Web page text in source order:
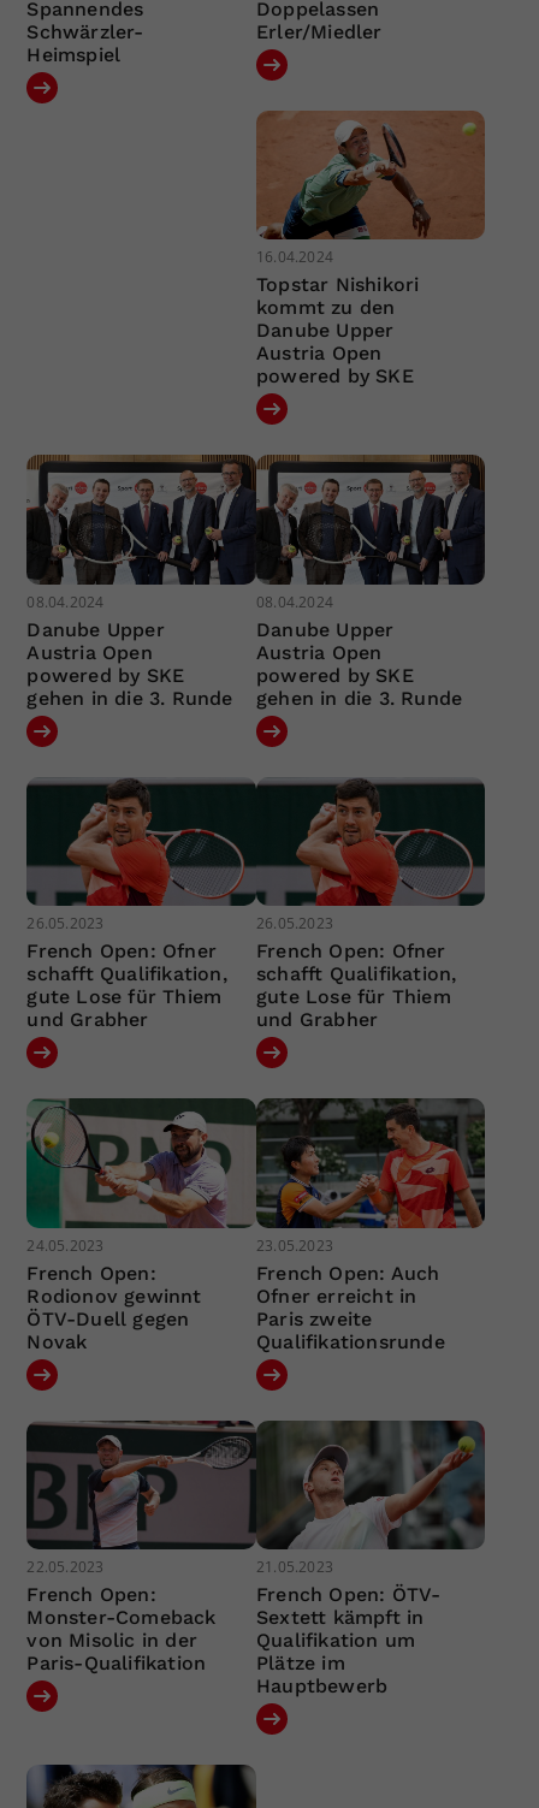
Spannendes
Schwärzler-
Heimspiel
Doppelassen
Erler/Miedler
16.04.2024
Topstar Nishikori
kommt zu den
Danube Upper
Austria Open
powered by SKE
08.04.2024
Danube Upper
Austria Open
powered by SKE
gehen in die 3. Runde
08.04.2024
Danube Upper
Austria Open
powered by SKE
gehen in die 3. Runde
26.05.2023
French Open: Ofner
schafft Qualifikation,
gute Lose für Thiem
und Grabher
26.05.2023
French Open: Ofner
schafft Qualifikation,
gute Lose für Thiem
und Grabher
24.05.2023
French Open:
Rodionov gewinnt
ÖTV-Duell gegen
Novak
23.05.2023
French Open: Auch
Ofner erreicht in
Paris zweite
Qualifikationsrunde
22.05.2023
French Open:
Monster-Comeback
von Misolic in der
Paris-Qualifikation
21.05.2023
French Open: ÖTV-
Sextett kämpft in
Qualifikation um
Plätze im
Hauptbewerb